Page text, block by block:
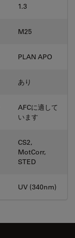
1.3
M25
PLAN APO
あり
AFCに適して
います
CS2,
MotCorr,
STED
UV (340nm)